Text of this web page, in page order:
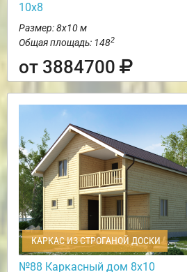
10х8
Размер: 8х10 м
Общая площадь: 1482
от 3884700
КАРКАС ИЗ СТРОГАНОЙ ДОСКИ
№88 Каркасный дом 8х10